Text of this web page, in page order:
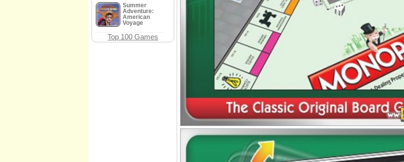
Summer
Adventure:
American
Voyage
Top 100 Games